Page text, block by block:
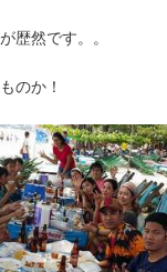
歴然です。。
のか！